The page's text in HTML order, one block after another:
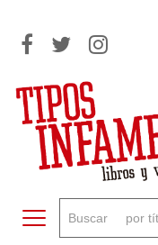
Toggle navigation